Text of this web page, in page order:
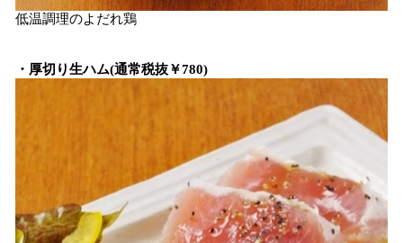
低温調理のよだれ鶏
・厚切り生ハム(通常税抜￥780)